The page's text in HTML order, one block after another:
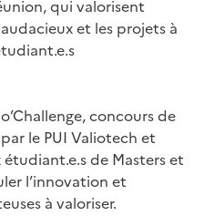
qui valorisent
et les projets à
concours de
le PUI Valiotech et
de Masters et
l’innovation et
à valoriser.